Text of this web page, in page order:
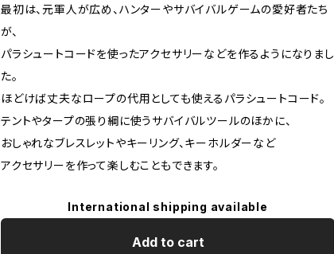
最初は、元軍人が広め、ハンターやサバイバルゲームの愛好者たち
が、
パラシュートコードを使ったアクセサリーなどを作るようになりまし
た。
ほどけば丈夫なロープの代用としても使えるパラシュートコード。
テントやタープの張り綱に使うサバイバルツールのほかに、
おしゃれなブレスレットやキーリング、キーホルダーなど
アクセサリーを作って楽しむこともできます。
International shipping available
Add to cart